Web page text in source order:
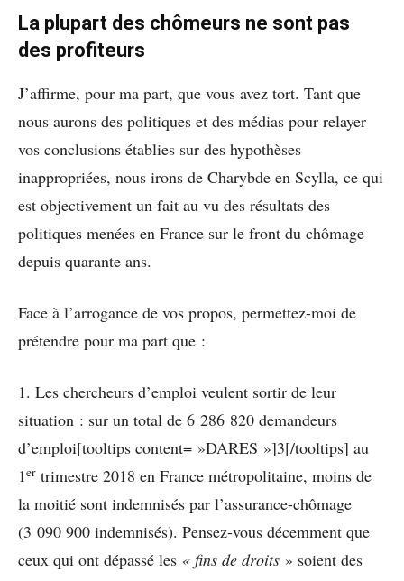
La plupart des chômeurs ne sont pas
des profiteurs
J’affirme, pour ma part, que vous avez tort. Tant que
nous aurons des politiques et des médias pour relayer
vos conclusions établies sur des hypothèses
inappropriées, nous irons de Charybde en Scylla, ce qui
est objectivement un fait au vu des résultats des
politiques menées en France sur le front du chômage
depuis quarante ans.
Face à l’arrogance de vos propos, permettez-moi de
prétendre pour ma part que :
1. Les chercheurs d’emploi veulent sortir de leur
situation : sur un total de 6 286 820 demandeurs
d’emploi[tooltips content= »DARES »]3[/tooltips] au
1er trimestre 2018 en France métropolitaine, moins de
la moitié sont indemnisés par l’assurance-chômage
(3 090 900 indemnisés). Pensez-vous décemment que
ceux qui ont dépassé les « fins de droits » soient des